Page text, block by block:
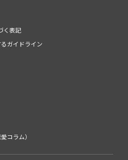
く表記
ガイドライン
コラム）